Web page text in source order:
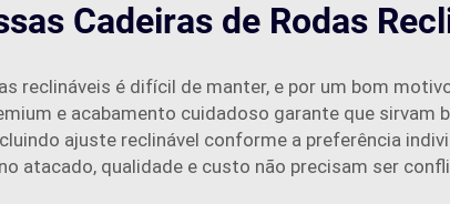
Cadeiras de Rodas
reclináveis é difícil de manter, e por um bom
e acabamento cuidadoso garante que sirvam
ajuste reclinável conforme a preferência
no atacado, qualidade e custo não precisam ser